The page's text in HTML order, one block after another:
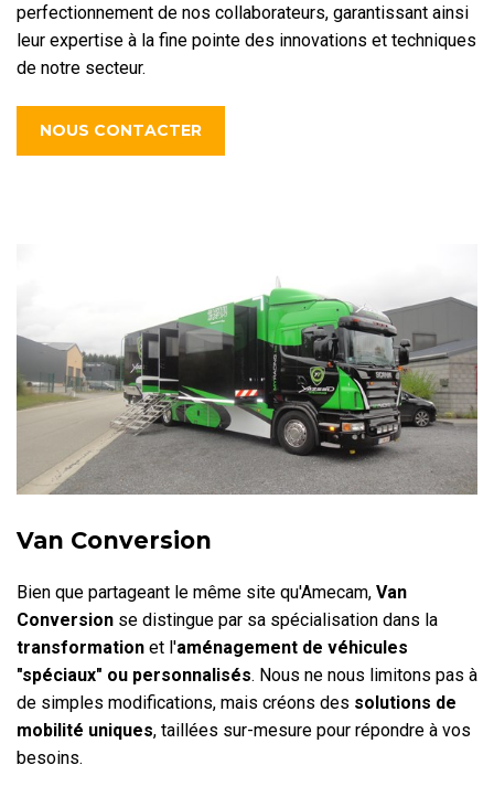
perfectionnement de nos collaborateurs, garantissant ainsi
leur expertise à la fine pointe des innovations et techniques
de notre secteur.
NOUS CONTACTER
Van Conversion
Bien que partageant le même site qu'Amecam, Van
Conversion se distingue par sa spécialisation dans la
transformation et l'aménagement de véhicules
"spéciaux" ou personnalisés. Nous ne nous limitons pas à
de simples modifications, mais créons des solutions de
mobilité uniques, taillées sur-mesure pour répondre à vos
besoins.